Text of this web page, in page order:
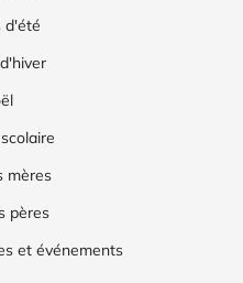
d'été
mères
pères
et événements